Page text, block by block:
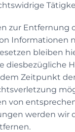
zur Entfernung
Informationen
bleiben
diesbezügliche
Zeitpunkt
von
werden wir